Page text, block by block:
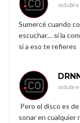
octubre
Sumercé cuando
escuchar… si la
si a eso te refieres
octubre
Pero el disco es
sonar en cualquier